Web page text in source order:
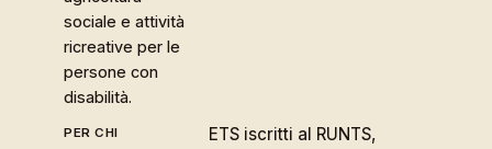
sociale e attività
ricreative per le
persone con
disabilità.
ETS iscritti al RUNTS,